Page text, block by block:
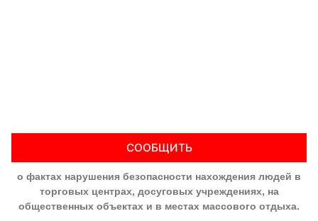
СООБЩИТЬ
о фактах нарушения безопасности нахождения людей в
торговых центрах, досуговых учреждениях, на
общественных объектах и в местах массового отдыха.